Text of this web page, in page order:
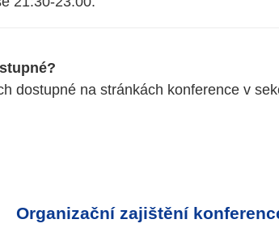
dostupné na stránkách konference v
Organizační zajištění